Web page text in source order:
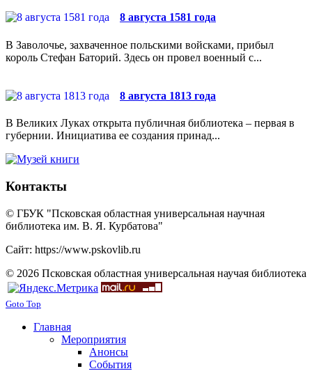
8 августа 1581 года
В Заволочье, захваченное польскими войсками, прибыл
король Стефан Баторий. Здесь он провел военный с...
8 августа 1813 года
В Великих Луках открыта публичная библиотека – первая в
губернии. Инициатива ее создания принад...
Контакты
© ГБУК "Псковская областная универсальная научная
библиотека им. В. Я. Курбатова"
Сайт: https://www.pskovlib.ru
© 2026 Псковская областная универсальная научая библиотека
Goto Top
Главная
Мероприятия
Анонсы
События